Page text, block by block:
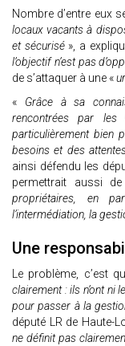
Nombre d’entre eux
locaux vacants à
et sécurisé», a
l’objectif n’est pas
de s’attaquer à une «
« Grâce à sa
rencontrées par
particulièrement bien
besoins et des
ainsi défendu les
permettrait aussi
propriétaires, en
l’intermédiation, la
Une
Le problème, c’est
clairement : ils n’ont ni
pour passer à la
député LR de Haute-
ne définit pas